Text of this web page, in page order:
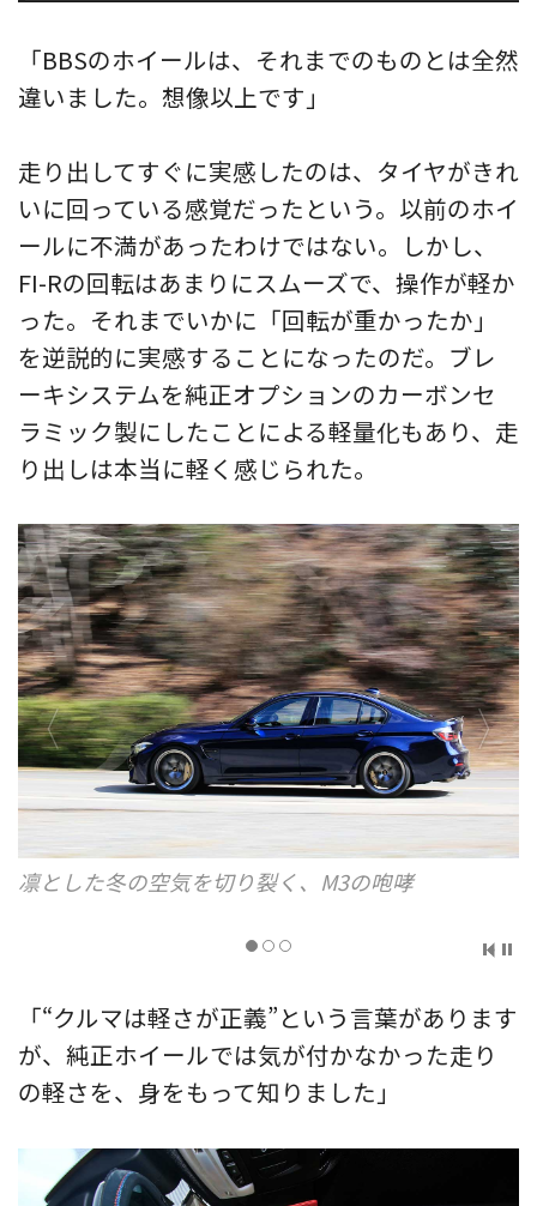
「BBSのホイールは、それまでのものとは全然
違いました。想像以上です」
走り出してすぐに実感したのは、タイヤがきれ
いに回っている感覚だったという。以前のホイ
ールに不満があったわけではない。しかし、
FI-Rの回転はあまりにスムーズで、操作が軽か
った。それまでいかに「回転が重かったか」
を逆説的に実感することになったのだ。ブレ
ーキシステムを純正オプションのカーボンセ
ラミック製にしたことによる軽量化もあり、走
り出しは本当に軽く感じられた。
凛とした冬の空気を切り裂く、M3の咆哮
「“クルマは軽さが正義”という言葉があります
が、純正ホイールでは気が付かなかった走り
の軽さを、身をもって知りました」